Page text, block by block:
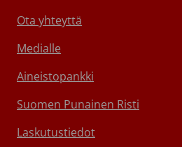
Ota yhteyttä
Medialle
Aineistopankki
Suomen Punainen Risti
Laskutustiedot